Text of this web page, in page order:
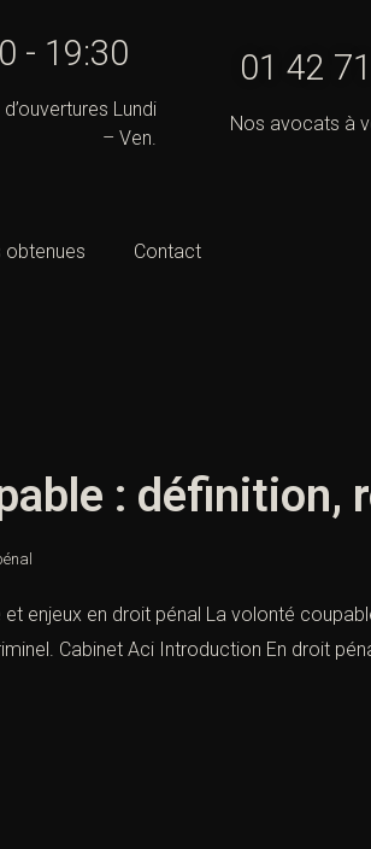
- 19:30
Lundi
– Ven.
01 42
Nos avocats à
obtenues Contact
: définition,
enjeux en droit pénal La volonté
Cabinet Aci Introduction En droit